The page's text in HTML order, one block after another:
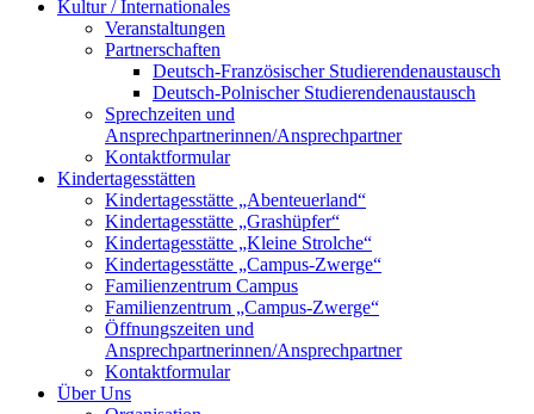
Kultur / Internationales
Veranstaltungen
Partnerschaften
Deutsch-Französischer Studierendenaustausch
Deutsch-Polnischer Studierendenaustausch
Sprechzeiten und
Ansprechpartnerinnen/Ansprechpartner
Kontaktformular
Kindertagesstätten
Kindertagesstätte „Abenteuerland“
Kindertagesstätte „Grashüpfer“
Kindertagesstätte „Kleine Strolche“
Kindertagesstätte „Campus-Zwerge“
Familienzentrum Campus
Familienzentrum „Campus-Zwerge“
Öffnungszeiten und
Ansprechpartnerinnen/Ansprechpartner
Kontaktformular
Über Uns